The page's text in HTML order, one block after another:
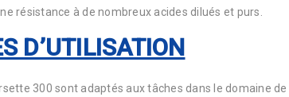
résistance à de nombreux acides dilués et purs.
D’UTILISATION
300 sont adaptés aux tâches dans le domaine